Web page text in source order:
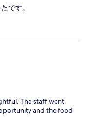
です。
The staff went
and the food